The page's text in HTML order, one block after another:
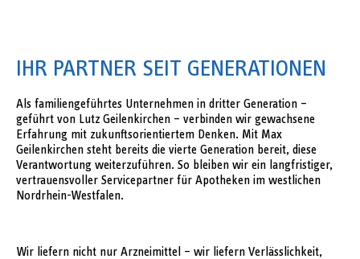
IHR PARTNER SEIT GENERATIONEN
Als familiengeführtes Unternehmen in dritter Generation –
geführt von Lutz Geilenkirchen – verbinden wir gewachsene
Erfahrung mit zukunftsorientiertem Denken. Mit Max
Geilenkirchen steht bereits die vierte Generation bereit, diese
Verantwortung weiterzuführen. So bleiben wir ein langfristiger,
vertrauensvoller Servicepartner für Apotheken im westlichen
Nordrhein-Westfalen.
Wir liefern nicht nur Arzneimittel – wir liefern Verlässlichkeit,